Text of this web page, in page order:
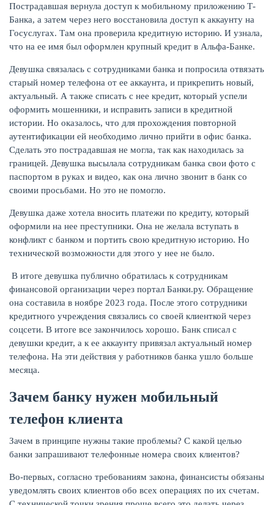
РЕЙТИНГ БАНКОВ
Пострадавшая вернула доступ к мобильному приложению Т-
Банка, а затем через него восстановила доступ к аккаунту на
Госуслугах. Там она проверила кредитную историю. И узнала,
что на ее имя был оформлен крупный кредит в Альфа-Банке.
Девушка связалась с сотрудниками банка и попросила отвязать
старый номер телефона от ее аккаунта, и прикрепить новый,
актуальный. А также списать с нее кредит, который успели
оформить мошенники, и исправить записи в кредитной
истории. Но оказалось, что для прохождения повторной
аутентификации ей необходимо лично прийти в офис банка.
Сделать это пострадавшая не могла, так как находилась за
границей. Девушка высылала сотрудникам банка свои фото с
паспортом в руках и видео, как она лично звонит в банк со
своими просьбами. Но это не помогло.
Девушка даже хотела вносить платежи по кредиту, который
оформили на нее преступники. Она не желала вступать в
конфликт с банком и портить свою кредитную историю. Но
технической возможности для этого у нее не было.
В итоге девушка публично обратилась к сотрудникам
финансовой организации через портал Банки.ру. Обращение
она составила в ноябре 2023 года. После этого сотрудники
кредитного учреждения связались со своей клиенткой через
соцсети. В итоге все закончилось хорошо. Банк списал с
девушки кредит, а к ее аккаунту привязал актуальный номер
телефона. На эти действия у работников банка ушло больше
месяца.
Зачем банку нужен мобильный
телефон клиента
Зачем в принципе нужны такие проблемы? С какой целью
банки запрашивают телефонные номера своих клиентов?
Во-первых, согласно требованиям закона, финансисты обязаны
уведомлять своих клиентов обо всех операциях по их счетам.